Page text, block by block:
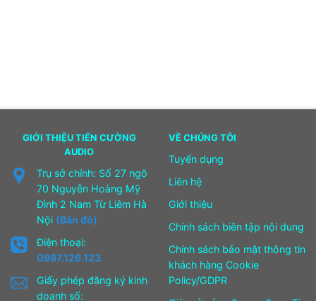
GIỚI THIỆU TIẾN CƯỜNG
AUDIO
Trụ sở chính: Số 27 ngõ
70 Nguyễn Hoàng Mỹ
Đình 2 Nam Từ Liêm Hà
Nội (Bản đồ)
Điện thoại:
0987.126.123
Giấy phép đăng ký kinh
doanh số:
VỀ CHÚNG TÔI
Tuyển dụng
Liên hệ
Giới thiệu
Chính sách biên tập nội dung
Chính sách bảo mật thông tin
khách hàng Cookie
Policy/GDPR